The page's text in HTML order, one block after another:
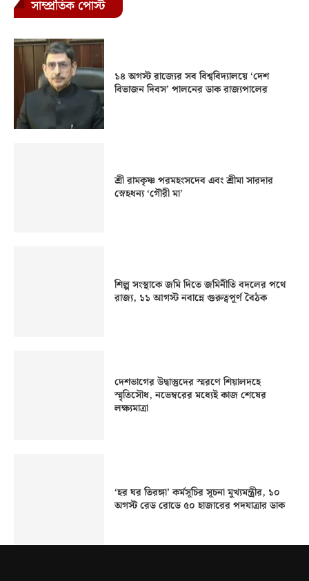
সাম্প্রতিক পোস্ট
১৪ অগস্ট রাজ্যের সব বিশ্ববিদ্যালয়ে ‘দেশ
বিভাজন দিবস’ পালনের ডাক রাজ্যপালের
শ্রী রামকৃষ্ণ পরমহংসদেব এবং শ্রীমা সারদার
স্নেহধন্য ‘গৌরী মা’
শিল্প সংস্থাকে জমি দিতে জমিনীতি বদলের পথে
রাজ্য, ১১ আগস্ট নবান্নে গুরুত্বপূর্ণ বৈঠক
দেশভাগের উদ্বাস্তুদের স্মরণে শিয়ালদহে
স্মৃতিসৌধ, নভেম্বরের মধ্যেই কাজ শেষের
লক্ষ্যমাত্রা
‘হর ঘর তিরঙ্গা’ কর্মসূচির সূচনা মুখ্যমন্ত্রীর, ১০
অগস্ট রেড রোডে ৫০ হাজারের পদযাত্রার ডাক